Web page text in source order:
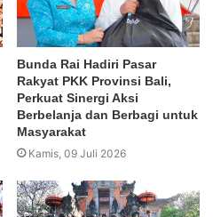
Bunda Rai Hadiri Pasar
Rakyat PKK Provinsi Bali,
Perkuat Sinergi Aksi
Berbelanja dan Berbagi untuk
Masyarakat
Kamis, 09 Juli 2026